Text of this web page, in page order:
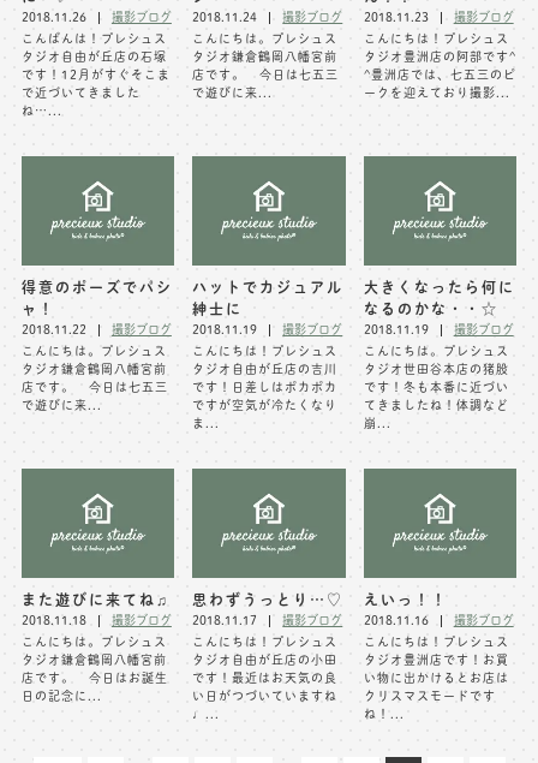
※上記アドレスは総合窓口となります
[営業時間] 9:00～17:00
[定休日] 土日祝日
マイページへログインする
無料会員登録はこちら
2018.11.26
撮影ブログ
こんばんは！プレシュス
タジオ自由が丘店の石塚
です！12月がすぐそこま
で近づいてきました
ね…...
2018.11.24
撮影ブログ
こんにちは。プレシュス
タジオ鎌倉鶴岡八幡宮前
店です。 今日は七五三
で遊びに来...
2018.11.23
撮影ブログ
こんにちは！プレシュス
タジオ豊洲店の阿部です^
^豊洲店では、七五三のピ
ークを迎えており撮影...
得意のポーズでパシ
ャ！
2018.11.22
撮影ブログ
こんにちは。プレシュス
タジオ鎌倉鶴岡八幡宮前
店です。 今日は七五三
で遊びに来...
ハットでカジュアル
紳士に
2018.11.19
撮影ブログ
こんにちは！プレシュス
タジオ自由が丘店の吉川
です！日差しはポカポカ
ですが空気が冷たくなり
ま...
大きくなったら何に
なるのかな・・☆
2018.11.19
撮影ブログ
こんにちは。プレシュス
タジオ世田谷本店の猪股
です！冬も本番に近づい
てきましたね！体調など
崩...
また遊びに来てね♫
2018.11.18
撮影ブログ
こんにちは。プレシュス
タジオ鎌倉鶴岡八幡宮前
店です。 今日はお誕生
日の記念に...
思わずうっとり…♡
2018.11.17
撮影ブログ
こんにちは！プレシュス
タジオ自由が丘店の小田
です！最近はお天気の良
い日がつづいていますね
♩...
えいっ！！
2018.11.16
撮影ブログ
こんにちは！プレシュス
タジオ豊洲店です！お買
い物に出かけるとお店は
クリスマスモードです
ね！...